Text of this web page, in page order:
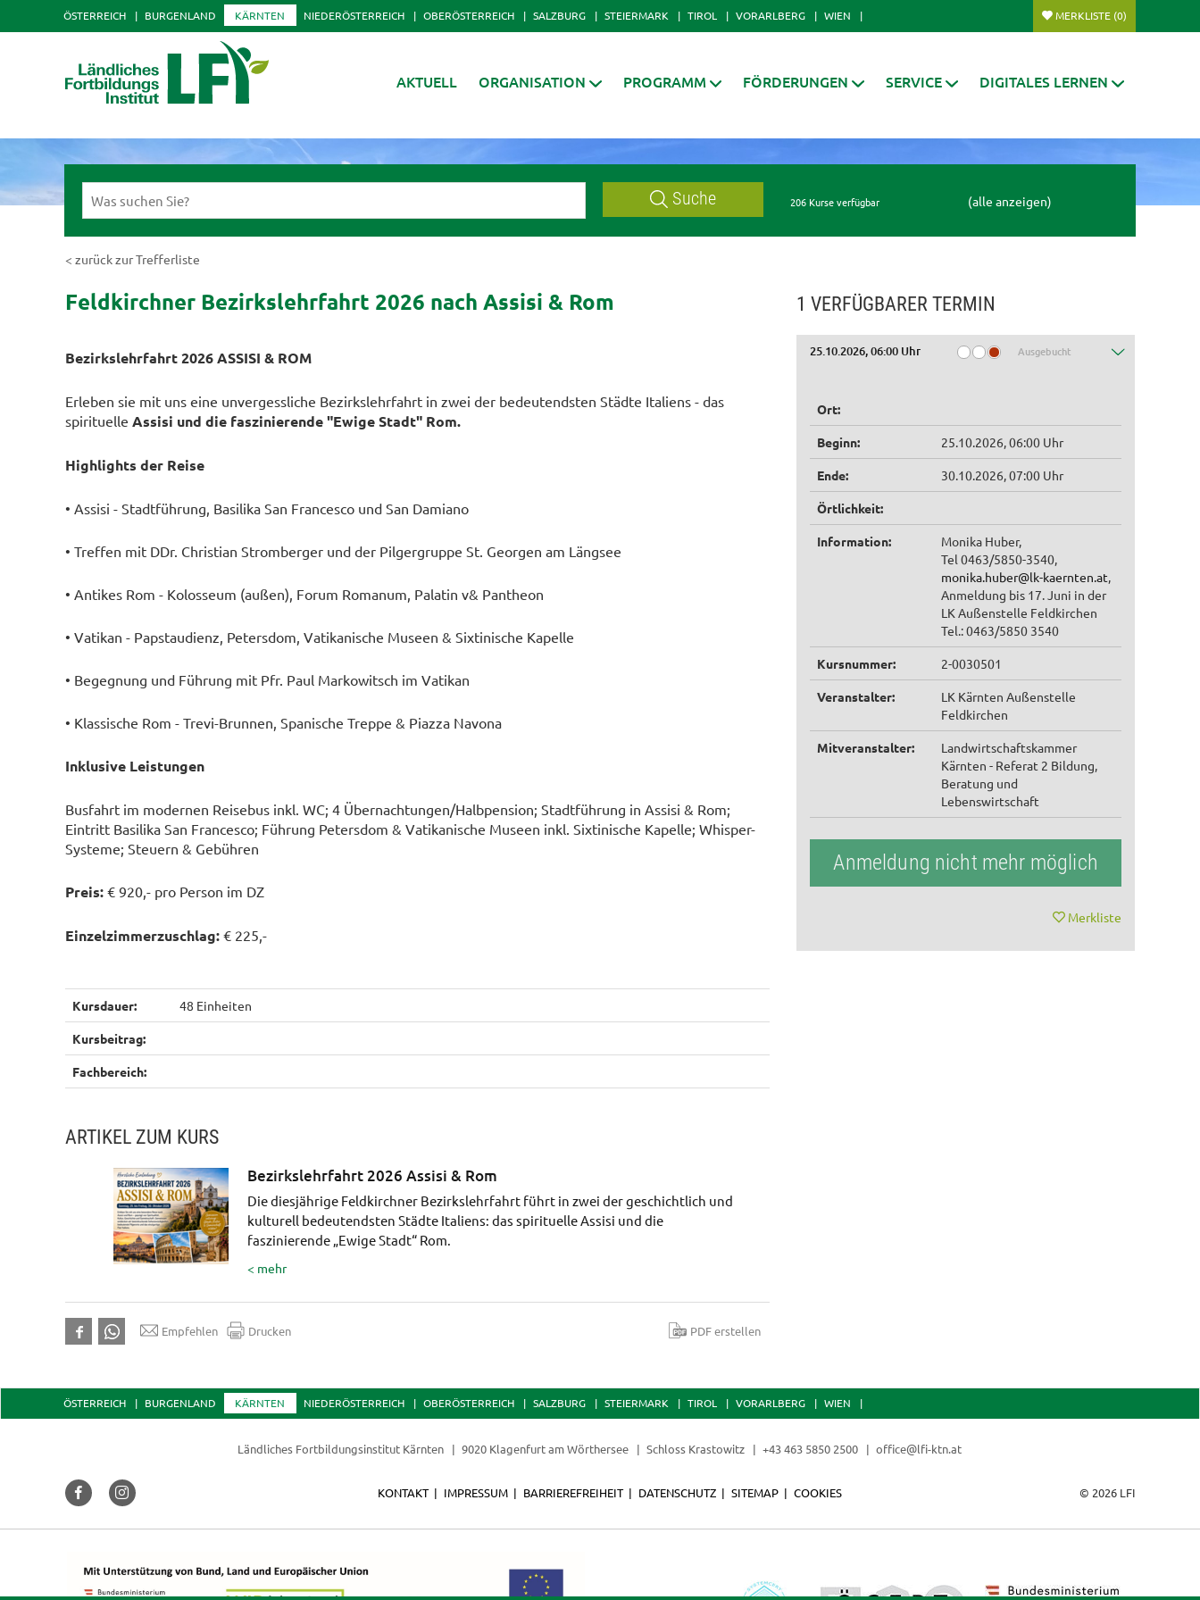
ÖSTERREICH BURGENLAND KÄRNTEN NIEDERÖSTERREICH OBERÖSTERREICH SALZBURG STEIERMARK TIROL VORARLBERG WIEN MERKLISTE (0)
AKTUELL ORGANISATION PROGRAMM FÖRDERUNGEN SERVICE DIGITALES LERNEN
Suche 206 Kurse verfügbar (alle anzeigen)
< zurück zur Trefferliste
Feldkirchner Bezirkslehrfahrt 2026 nach Assisi & Rom
Bezirkslehrfahrt 2026 ASSISI & ROM
Erleben sie mit uns eine unvergessliche Bezirkslehrfahrt in zwei der bedeutendsten Städte Italiens - das
spirituelle Assisi und die faszinierende "Ewige Stadt" Rom.
Highlights der Reise
• Assisi - Stadtführung, Basilika San Francesco und San Damiano
• Treffen mit DDr. Christian Stromberger und der Pilgergruppe St. Georgen am Längsee
• Antikes Rom - Kolosseum (außen), Forum Romanum, Palatin v& Pantheon
• Vatikan - Papstaudienz, Petersdom, Vatikanische Museen & Sixtinische Kapelle
• Begegnung und Führung mit Pfr. Paul Markowitsch im Vatikan
• Klassische Rom - Trevi-Brunnen, Spanische Treppe & Piazza Navona
Inklusive Leistungen
Busfahrt im modernen Reisebus inkl. WC; 4 Übernachtungen/Halbpension; Stadtführung in Assisi & Rom;
Eintritt Basilika San Francesco; Führung Petersdom & Vatikanische Museen inkl. Sixtinische Kapelle; Whisper-
Systeme; Steuern & Gebühren
Preis: € 920,- pro Person im DZ
Einzelzimmerzuschlag: € 225,-
Kursdauer: 48 Einheiten
Kursbeitrag:
Fachbereich:
ARTIKEL ZUM KURS
Bezirkslehrfahrt 2026 Assisi & Rom
Die diesjährige Feldkirchner Bezirkslehrfahrt führt in zwei der geschichtlich und
kulturell bedeutendsten Städte Italiens: das spirituelle Assisi und die
faszinierende „Ewige Stadt“ Rom.
< mehr
Empfehlen Drucken PDF erstellen
1 VERFÜGBARER TERMIN
25.10.2026, 06:00 Uhr Ausgebucht
Ort:
Beginn: 25.10.2026, 06:00 Uhr
Ende: 30.10.2026, 07:00 Uhr
Örtlichkeit:
Information:
Monika Huber,
Tel 0463/5850-3540,
monika.huber@lk-kaernten.at,
Anmeldung bis 17. Juni in der
LK Außenstelle Feldkirchen
Tel.: 0463/5850 3540
Kursnummer: 2-0030501
Veranstalter:
LK Kärnten Außenstelle
Feldkirchen
Mitveranstalter:
Landwirtschaftskammer
Kärnten - Referat 2 Bildung,
Beratung und
Lebenswirtschaft
Anmeldung nicht mehr möglich
Merkliste
ÖSTERREICH BURGENLAND KÄRNTEN NIEDERÖSTERREICH OBERÖSTERREICH SALZBURG STEIERMARK TIROL VORARLBERG WIEN
Ländliches Fortbildungsinstitut Kärnten 9020 Klagenfurt am Wörthersee Schloss Krastowitz +43 463 5850 2500 office@lfi-ktn.at
© 2026 LFI
KONTAKT IMPRESSUM BARRIEREFREIHEIT DATENSCHUTZ SITEMAP COOKIES